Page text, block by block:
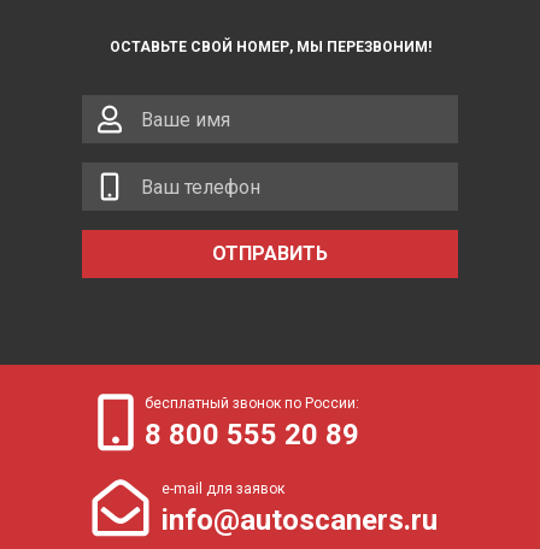
ОСТАВЬТЕ СВОЙ НОМЕР, МЫ ПЕРЕЗВОНИМ!
ОТПРАВИТЬ
e-mail для заявок
info@autoscaners.ru
бесплатный звонок по России:
8 800 555 20 89